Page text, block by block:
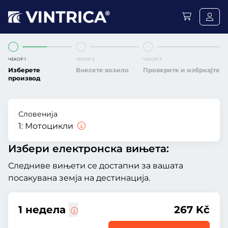
ЧЕКОР 1
Изберете
производ
ЧЕКОР 2
Внесете возило
ЧЕКОР 3
Проверете и избркајте
Словенија
1: Мотоцикли
Избери електронска вињета:
Следниве вињети се достапни за вашата
посакувана земја на дестинација.
1 недела 267 Kč